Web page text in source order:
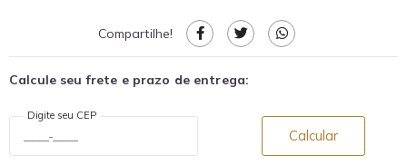
Compartilhe!
Calcule seu frete e prazo de entrega:
Digite seu CEP
Calcular